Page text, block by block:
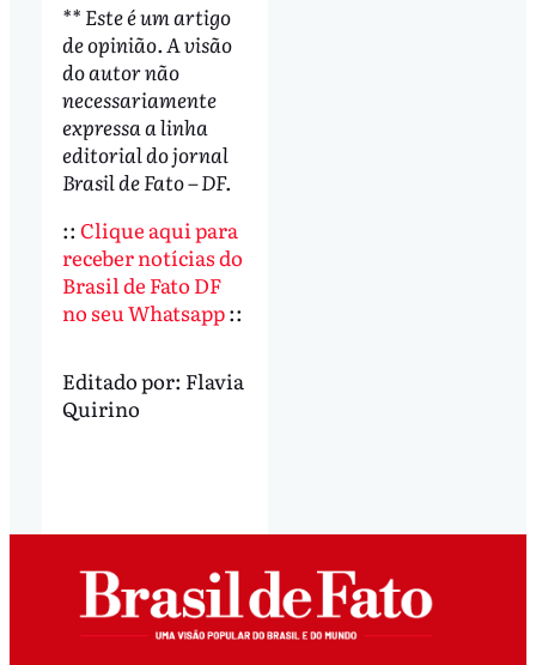
** Este é um artigo
de opinião. A visão
do autor não
necessariamente
expressa a linha
editorial do jornal
Brasil de Fato – DF.
:: Clique aqui para
receber notícias do
Brasil de Fato DF
no seu Whatsapp::
Editado por: Flavia
Quirino